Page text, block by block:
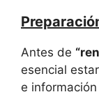
Antes de
esencial
e